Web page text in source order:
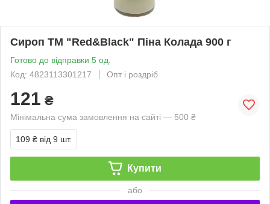
Сироп ТМ "Red&Black" Піна Колада 900 г
Готово до відправки 5 од.
Код: 4823113301217
Опт і роздріб
121 ₴
Мінімальна сума замовлення на сайті — 500 ₴
109 ₴ від 9 шт.
Купити
або